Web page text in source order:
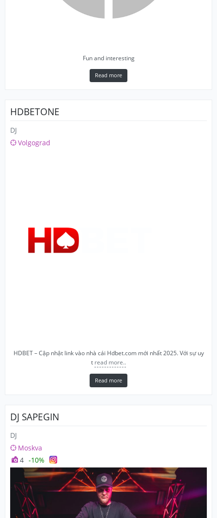
Fun and interesting
Read more
HDBETONE
DJ
Volgograd
HDBET – Cập nhật link vào nhà cái Hdbet.com mới nhất 2025. Với sự uy
t read more..
Read more
DJ SAPEGIN
DJ
Moskva
4 -10%